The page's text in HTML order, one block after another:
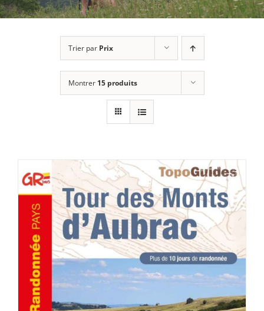
Trier par Prix
Montrer 15 produits